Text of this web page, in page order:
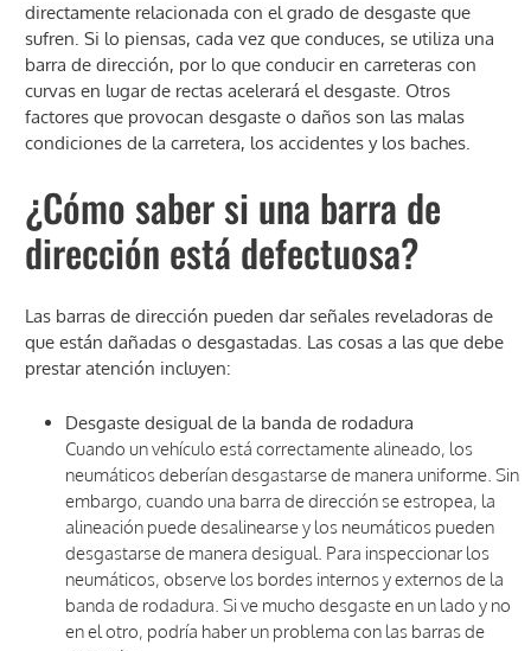
directamente relacionada con el grado de desgaste que
sufren. Si lo piensas, cada vez que conduces, se utiliza una
barra de dirección, por lo que conducir en carreteras con
curvas en lugar de rectas acelerará el desgaste. Otros
factores que provocan desgaste o daños son las malas
condiciones de la carretera, los accidentes y los baches.
¿Cómo saber si una barra de
dirección está defectuosa?
Las barras de dirección pueden dar señales reveladoras de
que están dañadas o desgastadas. Las cosas a las que debe
prestar atención incluyen:
Desgaste desigual de la banda de rodadura
Cuando un vehículo está correctamente alineado, los
neumáticos deberían desgastarse de manera uniforme. Sin
embargo, cuando una barra de dirección se estropea, la
alineación puede desalinearse y los neumáticos pueden
desgastarse de manera desigual. Para inspeccionar los
neumáticos, observe los bordes internos y externos de la
banda de rodadura. Si ve mucho desgaste en un lado y no
en el otro, podría haber un problema con las barras de